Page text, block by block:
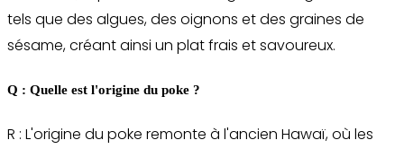
tels que des algues, des oignons et des graines de
sésame, créant ainsi un plat frais et savoureux.
Q : Quelle est l'origine du poke ?
R : L'origine du poke remonte à l'ancien Hawaï, où les